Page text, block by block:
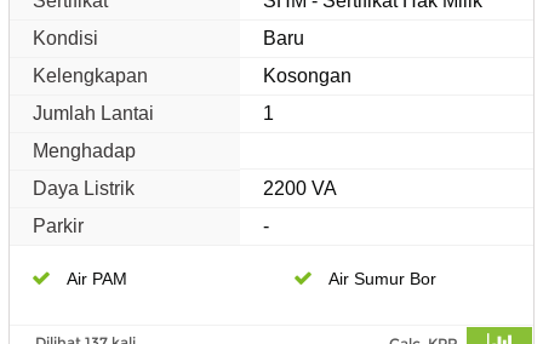
Kondisi
Baru
Kelengkapan
Kosongan
Jumlah Lantai
1
Menghadap
Daya Listrik
2200 VA
Parkir
-
Air PAM Air Sumur Bor